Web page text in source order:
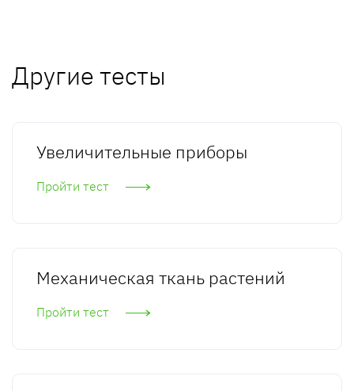
Другие тесты
Увеличительные приборы
Пройти тест
Механическая ткань растений
Пройти тест